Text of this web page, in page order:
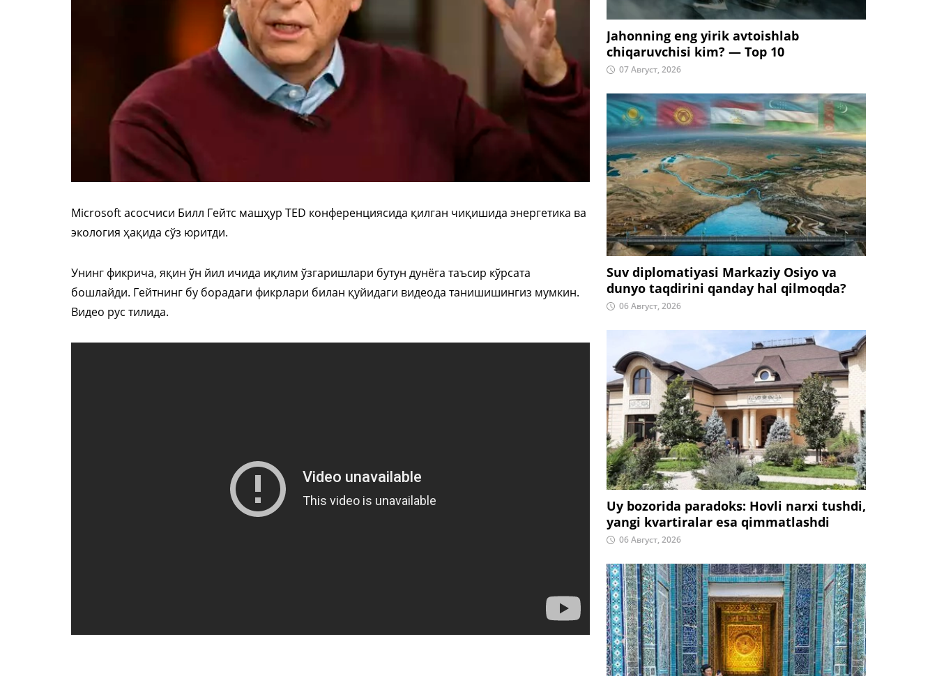
Microsoft асосчиси Билл Гейтс машҳур TED конференциясида қилган чиқишида энергетика ва
экология ҳақида сўз юритди.
Унинг фикрича, яқин ўн йил ичида иқлим ўзгаришлари бутун дунёга таъсир кўрсата
бошлайди. Гейтнинг бу борадаги фикрлари билан қуйидаги видеода танишишингиз мумкин.
Видео рус тилида.
Jahonning eng yirik avtoishlab
chiqaruvchisi kim? — Top 10
07 Август, 2026
Suv diplomatiyasi Markaziy Osiyo va
dunyo taqdirini qanday hal qilmoqda?
06 Август, 2026
Uy bozorida paradoks: Hovli narxi tushdi,
yangi kvartiralar esa qimmatlashdi
06 Август, 2026